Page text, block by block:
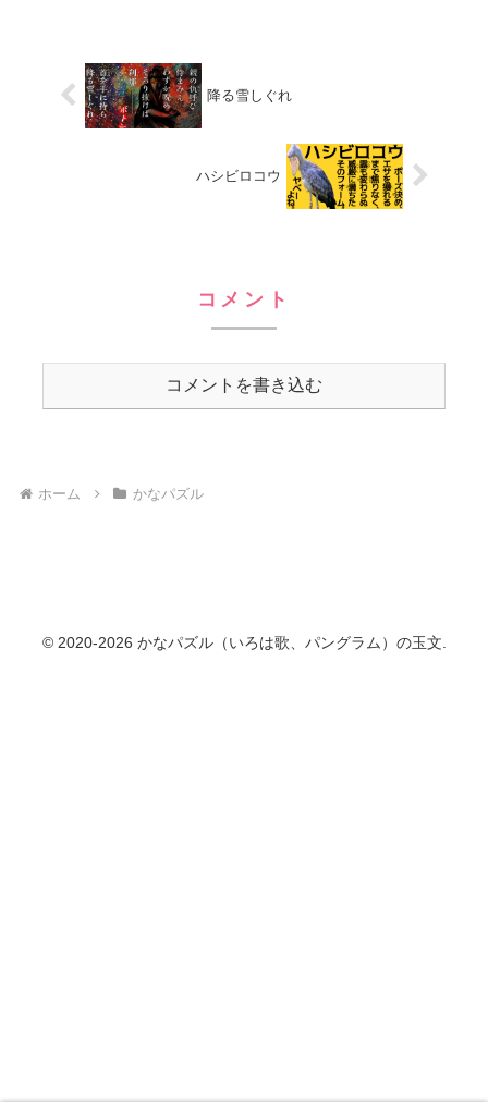
降る雪しぐれ
ハシビロコウ
コメント
コメントを書き込む
ホーム かなパズル
© 2020-2026 かなパズル（いろは歌、パングラム）の玉文.